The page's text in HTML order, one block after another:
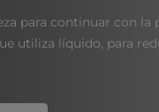
para continuar con
utiliza líquido, para